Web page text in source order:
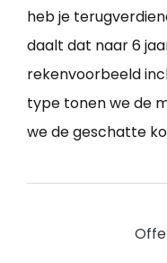
heb je
daalt dat naar 6
rekenvoorbeeld
type tonen we de
we de geschatte